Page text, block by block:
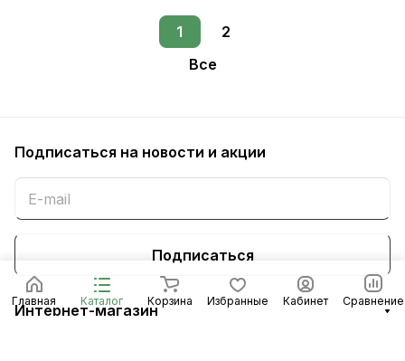
1
2
Все
Главная Каталог Корзина Избранные Кабинет Сравнение
Подписаться на новости и акции
Подписаться
Интернет-магазин